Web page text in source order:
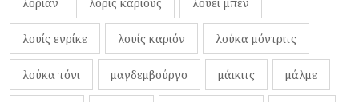
λοριάν λορίς κάριους λουέι μπεν
λουίς ενρίκε λουίς καριόν λούκα μόντριτς
λούκα τόνι μαγδεμβούργο μάικιτς μάλμε